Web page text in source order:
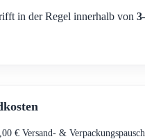
in der Regel innerhalb von
€ Versand- &